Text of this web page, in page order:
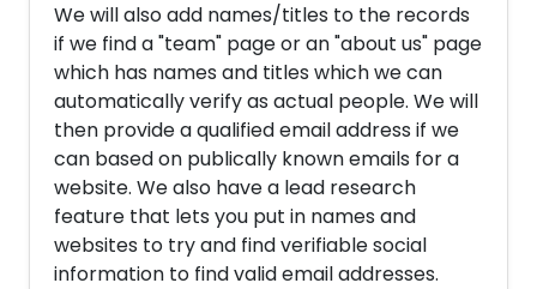
We will also add names/titles to the records
if we find a "team" page or an "about us" page
which has names and titles which we can
automatically verify as actual people. We will
then provide a qualified email address if we
can based on publically known emails for a
website. We also have a lead research
feature that lets you put in names and
websites to try and find verifiable social
information to find valid email addresses.